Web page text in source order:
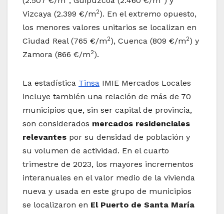
Vizcaya (2.399 €/m2). En el extremo opuesto,
los menores valores unitarios se localizan en
Ciudad Real (765 €/m2), Cuenca (809 €/m2) y
Zamora (866 €/m2).
La estadística Tinsa IMIE Mercados Locales
incluye también una relación de más de 70
municipios que, sin ser capital de provincia,
son considerados mercados residenciales
relevantes por su densidad de población y
su volumen de actividad. En el cuarto
trimestre de 2023, los mayores incrementos
interanuales en el valor medio de la vivienda
nueva y usada en este grupo de municipios
se localizaron en El Puerto de Santa María